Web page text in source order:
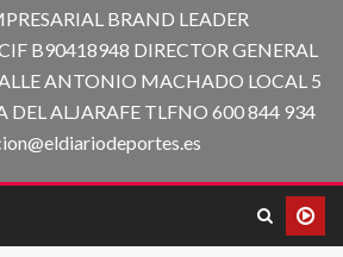
BRAND LEADER
B90418948 DIRECTOR GENERAL
ANTONIO MACHADO LOCAL 5
DEL ALJARAFE TLFNO 600 844 934